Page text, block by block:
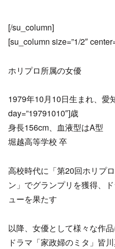
[/su_column]
[su_column size=”1/2″
ホリプロ所属の女優
1979年10月10日生まれ、愛
day=”19791010″]歳
身長156cm、血液型はA型
堀越高等学校 卒
高校時代に「第20回ホリプ
ン」でグランプリを獲得、
ューを果たす
以降、女優として様々な作
ドラマ「家政婦のミタ」皆